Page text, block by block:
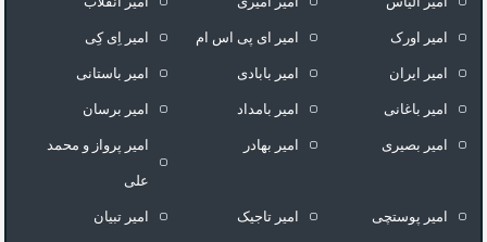
امیر اورک امیر ای پی اس ام امیر اِی کِی
امیر ایران امیر بابادی امیر باستانی
امیر باغانی امیر بامداد امیر برسان
امیر بصیری امیر بهادر امیر پرواز و محمد
علی
امیر پوستچی امیر تاجیک امیر تبیان